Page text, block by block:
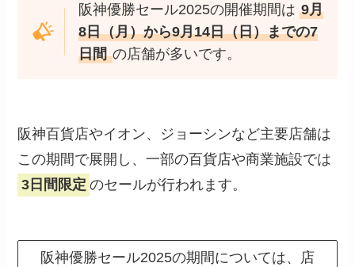
阪神優勝セール2025の開催期間は 9月
8日（月）から9月14日（日）までの7
日間 の店舗が多いです。
阪神百貨店やイオン、ジョーシンなど主要店舗は
この期間で展開し、一部の百貨店や商業施設では
3日間限定 のセールが行われます。
阪神優勝セール2025の期間については、店